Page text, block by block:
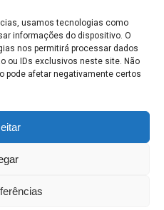
usamos tecnologias como
informações do dispositivo. O
nos permitirá processar dados
ou IDs exclusivos neste site. Não
pode afetar negativamente certos
MUNICIPAL - Avenida
98139-3237